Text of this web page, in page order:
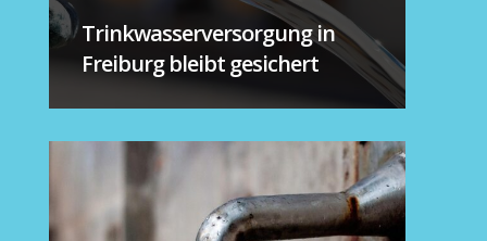
Trinkwasserversorgung in
Freiburg bleibt gesichert